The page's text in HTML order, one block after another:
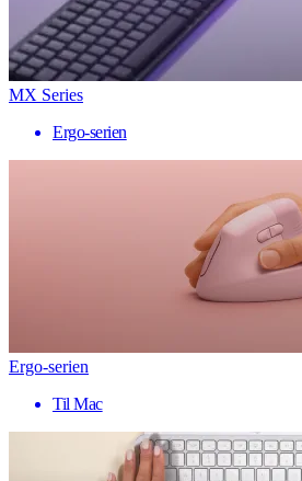
MX Series
Ergo-serien
Ergo-serien
Til Mac